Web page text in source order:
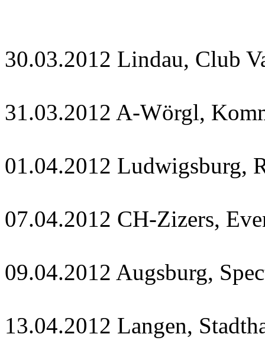
30.03.2012 Lindau, Club
31.03.2012 A-Wörgl,
01.04.2012 Ludwigsburg,
07.04.2012 CH-Zizers,
09.04.2012 Augsburg,
13.04.2012 Langen,